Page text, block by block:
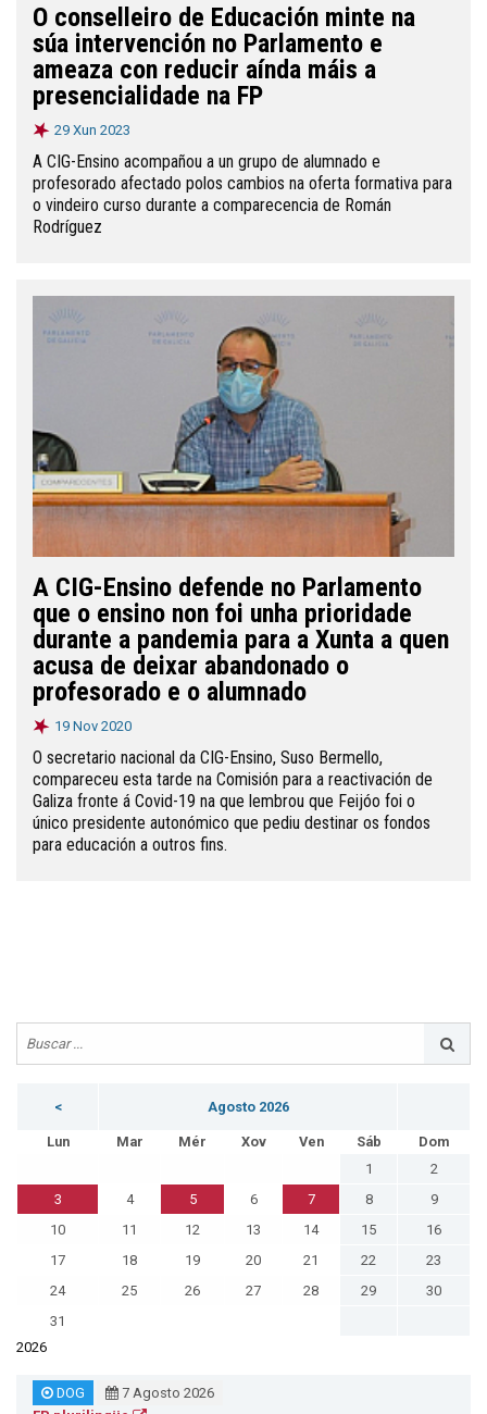
O conselleiro de Educación minte na
súa intervención no Parlamento e
ameaza con reducir aínda máis a
presencialidade na FP
29 Xun 2023
A CIG-Ensino acompañou a un grupo de alumnado e
profesorado afectado polos cambios na oferta formativa para
o vindeiro curso durante a comparecencia de Román
Rodríguez
A CIG-Ensino defende no Parlamento
que o ensino non foi unha prioridade
durante a pandemia para a Xunta a quen
acusa de deixar abandonado o
profesorado e o alumnado
19 Nov 2020
O secretario nacional da CIG-Ensino, Suso Bermello,
compareceu esta tarde na Comisión para a reactivación de
Galiza fronte á Covid-19 na que lembrou que Feijóo foi o
único presidente autonómico que pediu destinar os fondos
para educación a outros fins.
< Agosto 2026
Lun Mar Mér Xov Ven Sáb
Dom
1
2
3
4 5 6 7 8
9
10
11 12 13 14 15
16
17
18 19 20 21 22
23
24
25 26 27 28 29
30
31
2026
DOG
7 Agosto 2026